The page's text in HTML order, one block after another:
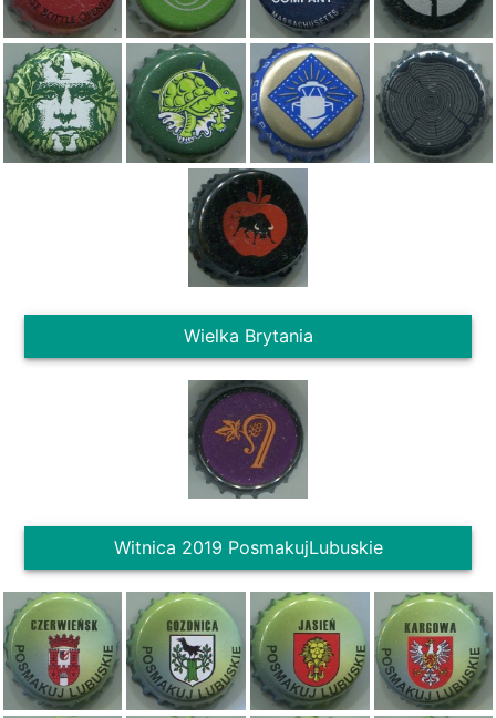
Wielka Brytania
Witnica 2019 PosmakujLubuskie